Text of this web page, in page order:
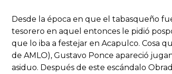
Desde la época en que el tabasqueño
tesorero en aquel entonces le pidió
que lo iba a festejar en Acapulco. Cosa
de AMLO), Gustavo Ponce apareció
asiduo. Después de este escándalo